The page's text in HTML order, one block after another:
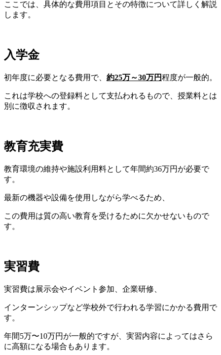
ここでは、具体的な費用項目とその特徴について詳しく解説
します。
入学金
初年度に必要となる費用で、 約25万～30万円程度が一般的。
これは学校への登録料として支払われるもので、授業料とは
別に徴収されます。
教育充実費
教育環境の維持や施設利用料として年間約36万円が必要で
す。
最新の機器や設備を使用しながら学べるため、
この費用は質の高い教育を受けるために欠かせないもので
す。
実習費
実習費は展示会やイベント参加、企業研修、
インターンシップなど学校外で行われる学習にかかる費用で
す。
年間5万〜10万円が一般的ですが、実習内容によってはさら
に高額になる場合もあります。